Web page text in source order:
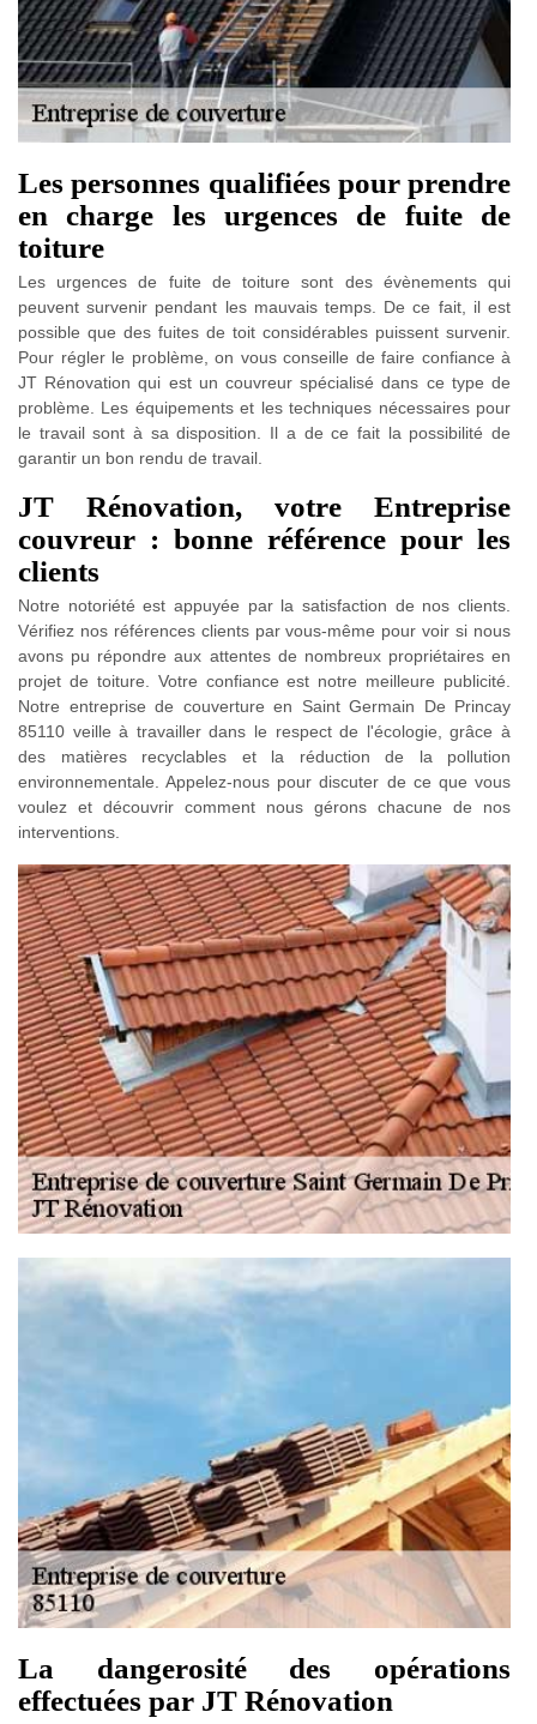
Les personnes qualifiées pour prendre
en charge les urgences de fuite de
toiture
Les urgences de fuite de toiture sont des évènements qui
peuvent survenir pendant les mauvais temps. De ce fait, il est
possible que des fuites de toit considérables puissent survenir.
Pour régler le problème, on vous conseille de faire confiance à
JT Rénovation qui est un couvreur spécialisé dans ce type de
problème. Les équipements et les techniques nécessaires pour
le travail sont à sa disposition. Il a de ce fait la possibilité de
garantir un bon rendu de travail.
JT Rénovation, votre Entreprise
couvreur : bonne référence pour les
clients
Notre notoriété est appuyée par la satisfaction de nos clients.
Vérifiez nos références clients par vous-même pour voir si nous
avons pu répondre aux attentes de nombreux propriétaires en
projet de toiture. Votre confiance est notre meilleure publicité.
Notre entreprise de couverture en Saint Germain De Princay
85110 veille à travailler dans le respect de l'écologie, grâce à
des matières recyclables et la réduction de la pollution
environnementale. Appelez-nous pour discuter de ce que vous
voulez et découvrir comment nous gérons chacune de nos
interventions.
La dangerosité des opérations
effectuées par JT Rénovation